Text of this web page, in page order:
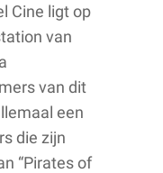
Cine ligt op
van
van dit
een
die zijn
“Pirates of